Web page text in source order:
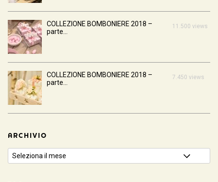
COLLEZIONE BOMBONIERE 2018 –
parte...
11.500 views
COLLEZIONE BOMBONIERE 2018 –
parte...
7.450 views
ARCHIVIO